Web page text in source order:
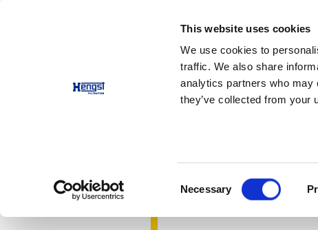
This website uses cookies
We use cookies to
traffic. We also share
analytics partners who may
they’ve collected from your
Necessary
产品 应用 公司 职业
机油过滤
在最小的空间内实现高
联系我们